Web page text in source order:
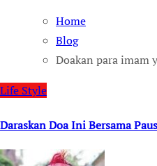
Home
Blog
Doakan para imam
Life Style
Daraskan Doa Ini Bersama